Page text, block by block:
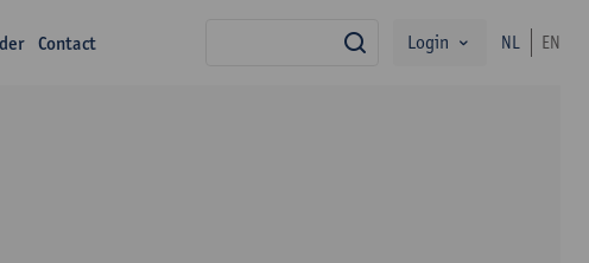
Contact zoekLogin NL EN